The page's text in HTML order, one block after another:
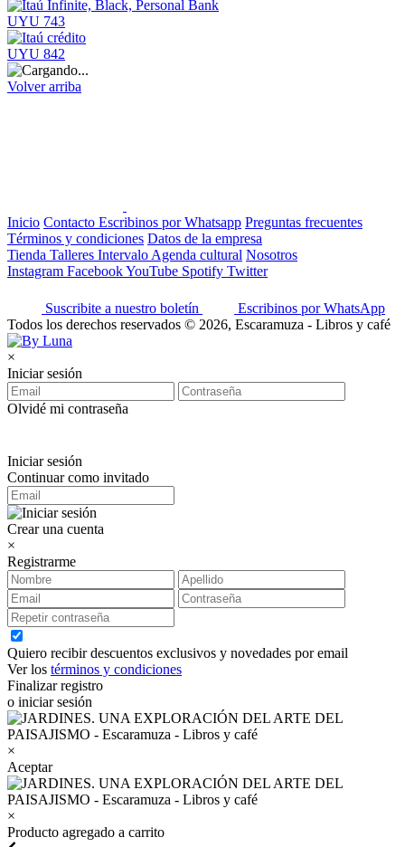
UYU 743
UYU 842
Volver arriba
Inicio Contacto Escribinos por Whatsapp Preguntas frecuentes
Términos y condiciones Datos de la empresa
Tienda Talleres Intervalo Agenda cultural Nosotros
Instagram FacebookYouTube Spotify Twitter
Suscribite a nuestro boletín
Escribinos por WhatsApp
Todos los derechos reservados © 2026, Escaramuza - Libros y café
×
Iniciar sesión
Olvidé mi contraseña
Iniciar sesión
Continuar como invitado
Crear una cuenta
×
Registrarme
Quiero recibir descuentos exclusivos y novedades por email
Ver los términos y condiciones
Finalizar registro
o iniciar sesión
×
Aceptar
×
Producto agregado a carrito